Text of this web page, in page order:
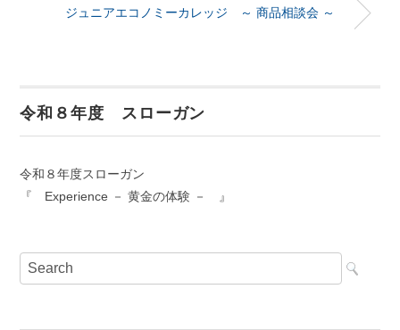
ジュニアエコノミーカレッジ ～ 商品相談会 ～
令和８年度 スローガン
令和８年度スローガン
『 Experience － 黄金の体験 － 』